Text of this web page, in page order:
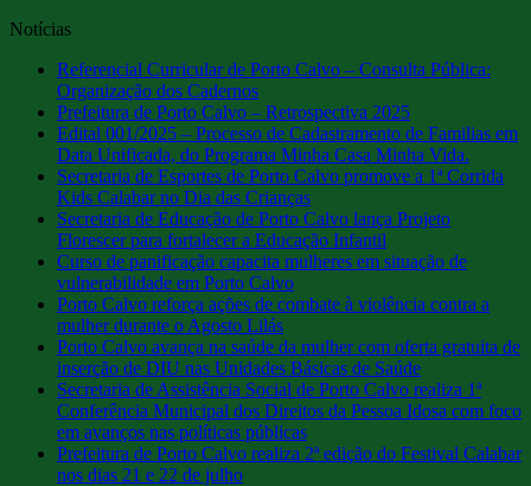
Notícias
Referencial Curricular de Porto Calvo – Consulta Pública:
Organização dos Cadernos
Prefeitura de Porto Calvo – Retrospectiva 2025
Edital 001/2025 – Processo de Cadastramento de Familias em
Data Unificada, do Programa Minha Casa Minha Vida.
Secretaria de Esportes de Porto Calvo promove a 1ª Corrida
Kids Calabar no Dia das Crianças
Secretaria de Educação de Porto Calvo lança Projeto
Florescer para fortalecer a Educação Infantil
Curso de panificação capacita mulheres em situação de
vulnerabilidade em Porto Calvo
Porto Calvo reforça ações de combate à violência contra a
mulher durante o Agosto Lilás
Porto Calvo avança na saúde da mulher com oferta gratuita de
inserção de DIU nas Unidades Básicas de Saúde
Secretaria de Assistência Social de Porto Calvo realiza 1ª
Conferência Municipal dos Direitos da Pessoa Idosa com foco
em avanços nas políticas públicas
Prefeitura de Porto Calvo realiza 2ª edição do Festival Calabar
nos dias 21 e 22 de julho